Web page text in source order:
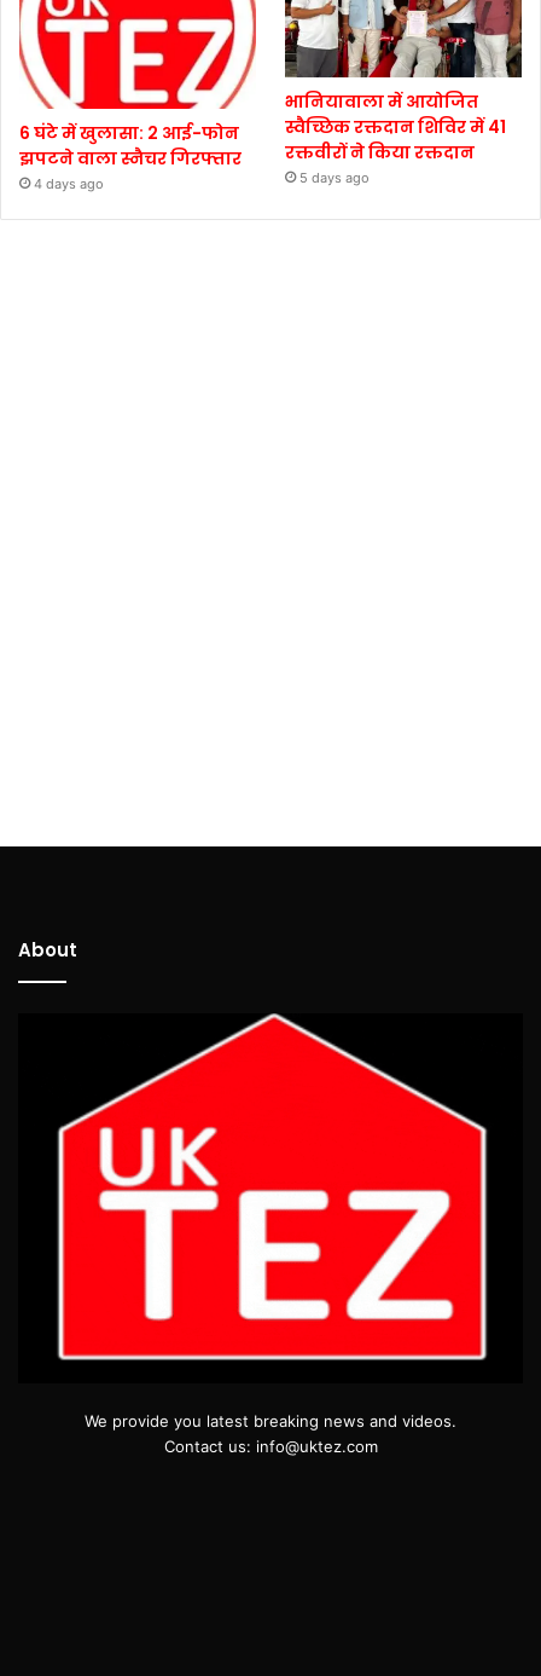
6 घंटे में खुलासा: 2 आई-फोन
झपटने वाला स्नैचर गिरफ्तार
4 days ago
भानियावाला में आयोजित
स्वैच्छिक रक्तदान शिविर में 41
रक्तवीरों ने किया रक्तदान
5 days ago
About
We provide you latest breaking news and videos.
Contact us: info@uktez.com